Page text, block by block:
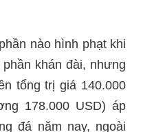
nào hình phạt khi
khán đài, nhưng
tổng trị giá 140.000
178.000 USD) áp
đá năm nay, ngoài